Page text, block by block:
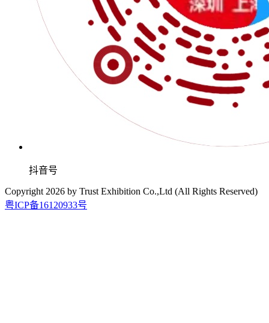
抖音号
Copyright 2026 by Trust Exhibition Co.,Ltd (All Rights Reserved)
粤ICP备16120933号